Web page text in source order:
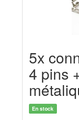
5x
4 pins
En stock